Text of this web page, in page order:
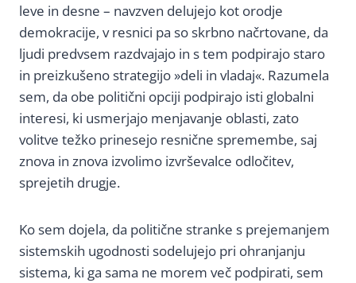
leve in desne – navzven delujejo kot orodje
demokracije, v resnici pa so skrbno načrtovane, da
ljudi predvsem razdvajajo in s tem podpirajo staro
in preizkušeno strategijo »deli in vladaj«. Razumela
sem, da obe politični opciji podpirajo isti globalni
interesi, ki usmerjajo menjavanje oblasti, zato
volitve težko prinesejo resnične spremembe, saj
znova in znova izvolimo izvrševalce odločitev,
sprejetih drugje.
Ko sem dojela, da politične stranke s prejemanjem
sistemskih ugodnosti sodelujejo pri ohranjanju
sistema, ki ga sama ne morem več podpirati, sem